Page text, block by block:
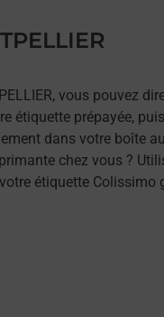
vous pouvez
étiquette prépayée,
dans votre boîte
chez vous ?
étiquette Colissimo